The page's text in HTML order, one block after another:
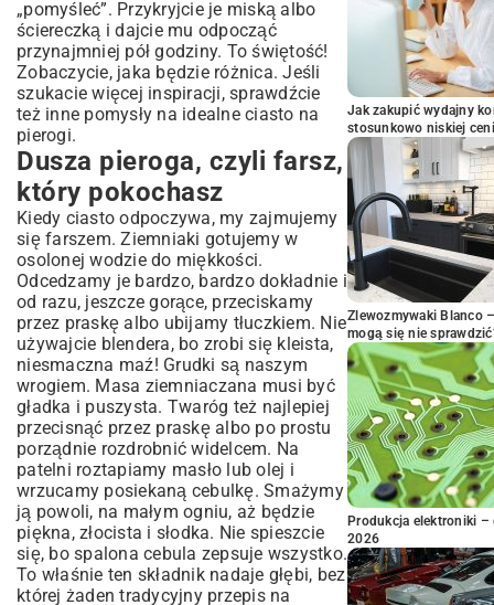
„pomyśleć”. Przykryjcie je miską albo
ściereczką i dajcie mu odpocząć
przynajmniej pół godziny. To świętość!
Zobaczycie, jaka będzie różnica. Jeśli
szukacie więcej inspiracji, sprawdźcie
też inne pomysły na idealne ciasto na
pierogi.
Dusza pieroga, czyli farsz,
który pokochasz
Kiedy ciasto odpoczywa, my zajmujemy
się farszem. Ziemniaki gotujemy w
osolonej wodzie do miękkości.
Odcedzamy je bardzo, bardzo dokładnie i
od razu, jeszcze gorące, przeciskamy
przez praskę albo ubijamy tłuczkiem. Nie
używajcie blendera, bo zrobi się kleista,
niesmaczna maź! Grudki są naszym
wrogiem. Masa ziemniaczana musi być
gładka i puszysta. Twaróg też najlepiej
przecisnąć przez praskę albo po prostu
porządnie rozdrobnić widelcem. Na
patelni roztapiamy masło lub olej i
wrzucamy posiekaną cebulkę. Smażymy
ją powoli, na małym ogniu, aż będzie
piękna, złocista i słodka. Nie spieszcie
się, bo spalona cebula zepsuje wszystko.
To właśnie ten składnik nadaje głębi, bez
której żaden tradycyjny przepis na
Jak zakupić wydajny
stosunkowo niskiej
Zlewozmywaki Blanco
mogą się nie
Produkcja elektroniki –
2026